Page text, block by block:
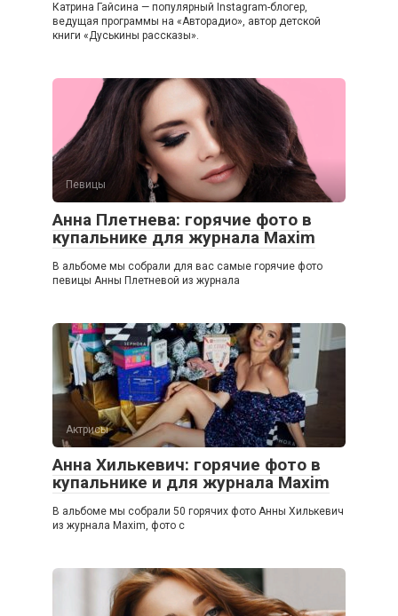
Катрина Гайсина — популярный Instagram-блогер,
ведущая программы на «Авторадио», автор детской
книги «Дуськины рассказы».
Певицы
Анна Плетнева: горячие фото в
купальнике для журнала Maxim
В альбоме мы собрали для вас самые горячие фото
певицы Анны Плетневой из журнала
Актрисы
Анна Хилькевич: горячие фото в
купальнике и для журнала Maxim
В альбоме мы собрали 50 горячих фото Анны Хилькевич
из журнала Maxim, фото с